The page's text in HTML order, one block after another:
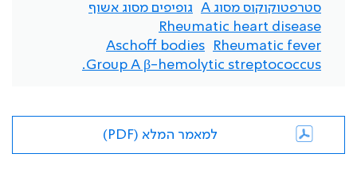
סטרפטוקוקוס מסוג A
גופיפים מסוג אשוף
Rheumatic heart disease
Rheumatic fever
Aschoff bodies
Group A β-hemolytic streptococcus.
למאמר המלא (PDF)